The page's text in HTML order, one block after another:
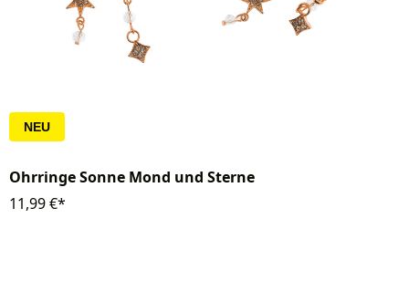
NEU
Ohrringe Sonne Mond und Sterne
11,99 €*